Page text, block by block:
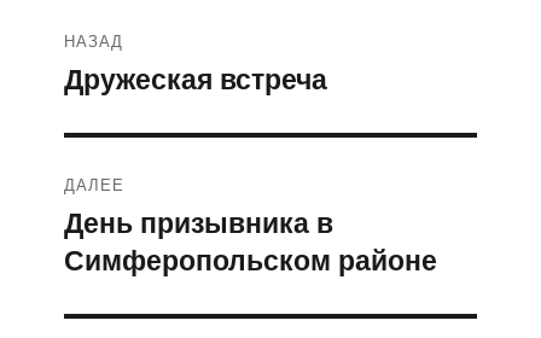
по
НАЗАД
Предыдущая
Дружеская встреча
ДАЛЕЕ
Следующая
запись:
День призывника в
Симферопольском районе